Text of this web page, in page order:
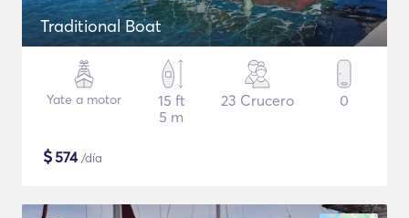
Traditional Boat
Yate a motor
15 ft
5 m
23 Crucero 0
$574/día